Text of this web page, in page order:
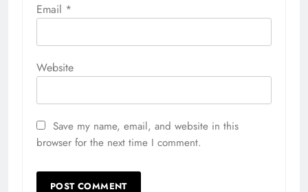
Email *
Website
Save my name, email, and website in this
browser for the next time I comment.